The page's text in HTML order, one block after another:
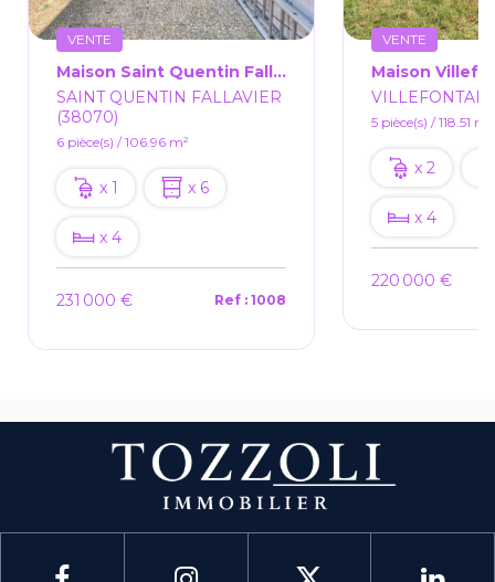
VENTE
Maison Saint Quentin Fallavier 6 Pièce(s) 106.96m²
SAINT QUENTIN FALLAVIER
(38070)
6 pièce(s) / 106.96 m²
x 1 x 6
x 4
231 000 € Ref : 1008
VENTE
5 pièce(s) / 118.51 m²
x 2
x 4
220 000 €